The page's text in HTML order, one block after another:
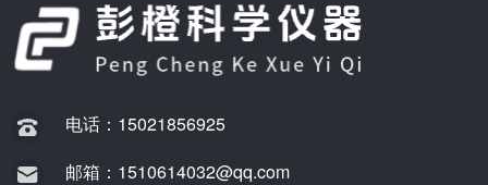
电话：15021856925
邮箱：1510614032@qq.com